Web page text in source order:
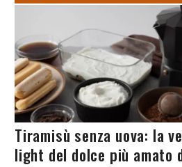
Tiramisù senza uova: la
light del dolce più amato